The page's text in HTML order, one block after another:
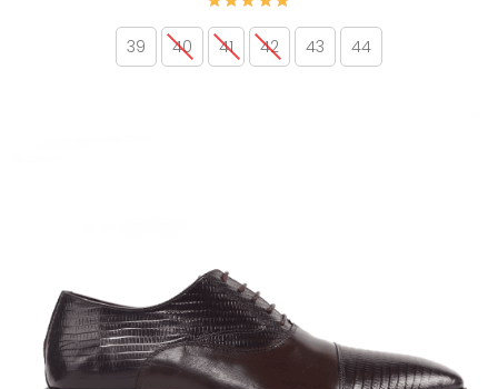
39 40 41 42 43 44